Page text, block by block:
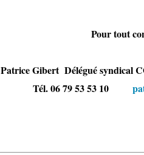
Pour tout
Patrice Gibert Délégué syndical
Tél. 06 79 53 53 10